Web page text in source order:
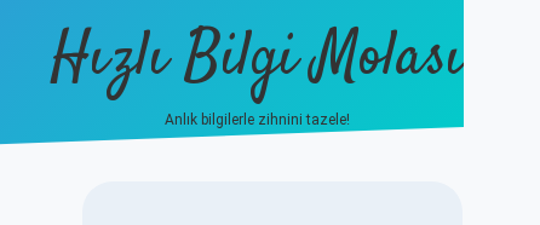
Hızlı Bilgi Molası
Anlık bilgilerle zihnini tazele!